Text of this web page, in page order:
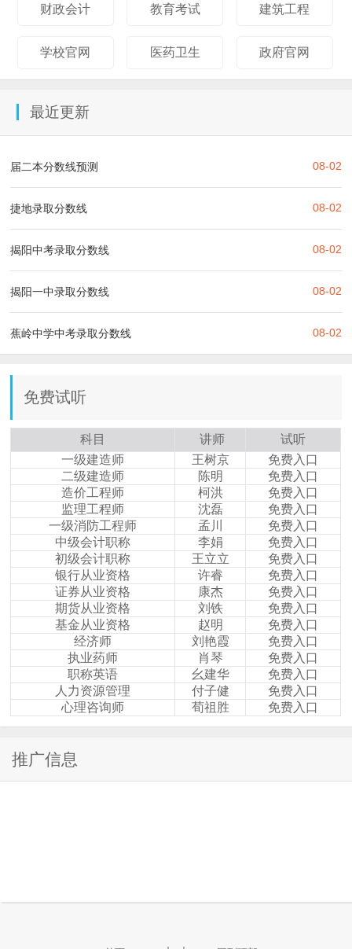
财政会计 教育考试 建筑工程
学校官网 医药卫生 政府官网
最近更新
届二本分数线预测 08-02
捷地录取分数线 08-02
揭阳中考录取分数线 08-02
揭阳一中录取分数线 08-02
蕉岭中学中考录取分数线 08-02
免费试听
科目 讲师
试听
一级建造师
王树京
免费入口
二级建造师
陈明
免费入口
造价工程师
柯洪
免费入口
监理工程师
沈磊
免费入口
一级消防工程师
孟川
免费入口
中级会计职称
李娟
免费入口
初级会计职称
王立立
免费入口
银行从业资格
许睿
免费入口
证券从业资格
康杰
免费入口
期货从业资格
刘铁
免费入口
基金从业资格
赵明
免费入口
经济师
刘艳霞
免费入口
执业药师
肖琴
免费入口
职称英语
幺建华
免费入口
人力资源管理
付子健
免费入口
心理咨询师
荀祖胜 免费入口
推广信息